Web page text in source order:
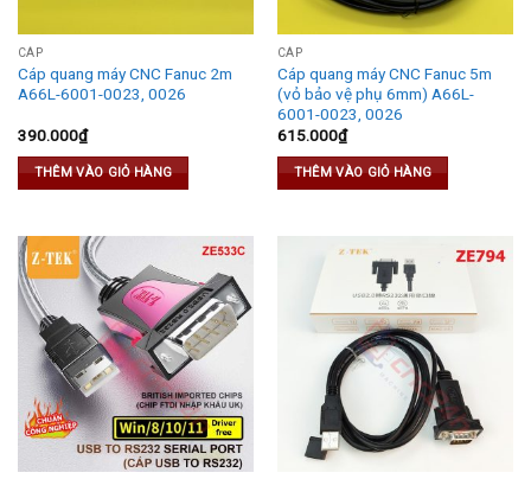
CÁP
Cáp quang máy CNC Fanuc 2m
A66L-6001-0023, 0026
390.000₫
THÊM VÀO GIỎ HÀNG
CÁP
Cáp quang máy CNC Fanuc 5m
(vỏ bảo vệ phụ 6mm) A66L-
6001-0023, 0026
615.000₫
THÊM VÀO GIỎ HÀNG